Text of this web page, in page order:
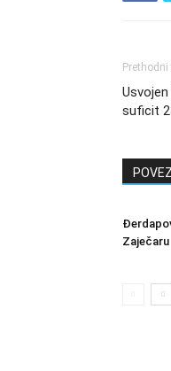
suficit
Zaječaru